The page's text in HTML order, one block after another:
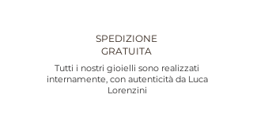
SPEDIZIONE
GRATUITA
Tutti i nostri gioielli sono realizzati
internamente, con autenticità da Luca
Lorenzini